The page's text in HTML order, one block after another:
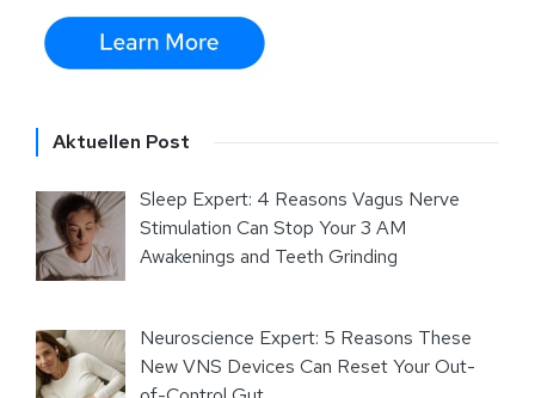
Aktuellen Post
Sleep Expert: 4 Reasons Vagus Nerve
Stimulation Can Stop Your 3 AM
Awakenings and Teeth Grinding
Neuroscience Expert: 5 Reasons These
New VNS Devices Can Reset Your Out-